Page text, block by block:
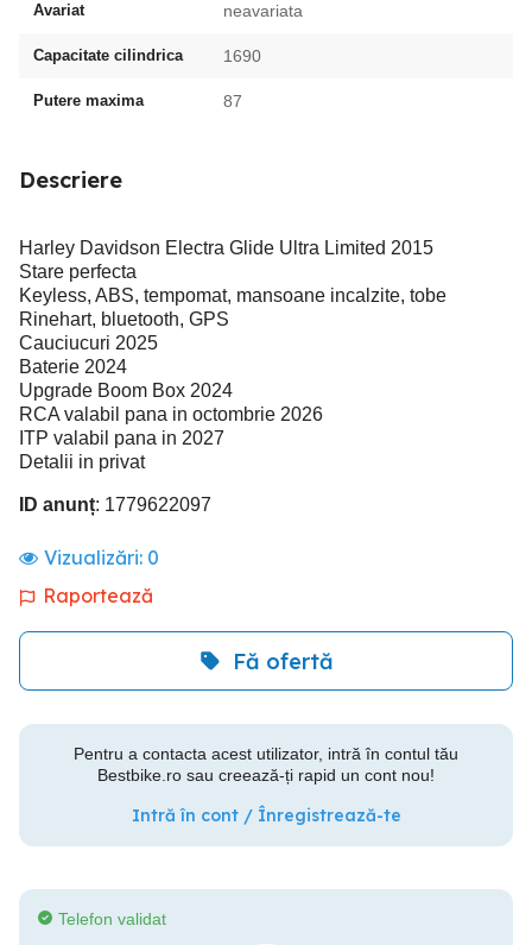
Avariat neavariata
Capacitate cilindrica 1690
Putere maxima 87
Descriere
Harley Davidson Electra Glide Ultra Limited 2015
Stare perfecta
Keyless, ABS, tempomat, mansoane incalzite, tobe
Rinehart, bluetooth, GPS
Cauciucuri 2025
Baterie 2024
Upgrade Boom Box 2024
RCA valabil pana in octombrie 2026
ITP valabil pana in 2027
Detalii in privat
ID anunț: 1779622097
Vizualizări: 0
Raportează
Fă ofertă
Pentru a contacta acest utilizator, intră în contul tău
Bestbike.ro sau creează-ți rapid un cont nou!
Intră în cont / Înregistrează-te
Telefon validat